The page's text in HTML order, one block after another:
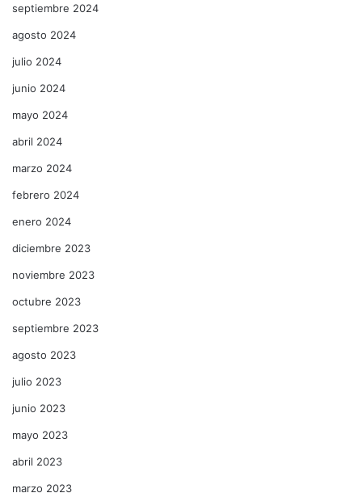
septiembre 2024
agosto 2024
julio 2024
junio 2024
mayo 2024
abril 2024
marzo 2024
febrero 2024
enero 2024
diciembre 2023
noviembre 2023
octubre 2023
septiembre 2023
agosto 2023
julio 2023
junio 2023
mayo 2023
abril 2023
marzo 2023